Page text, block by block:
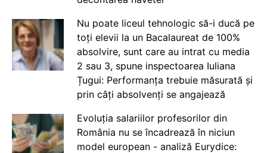
Nu poate liceul tehnologic să-i ducă pe
toți elevii la un Bacalaureat de 100%
absolvire, sunt care au intrat cu media
2 sau 3, spune inspectoarea Iuliana
Țugui: Performanța trebuie măsurată și
prin câți absolvenți se angajează
Evoluția salariilor profesorilor din
România nu se încadrează în niciun
model european - analiză Eurydice: